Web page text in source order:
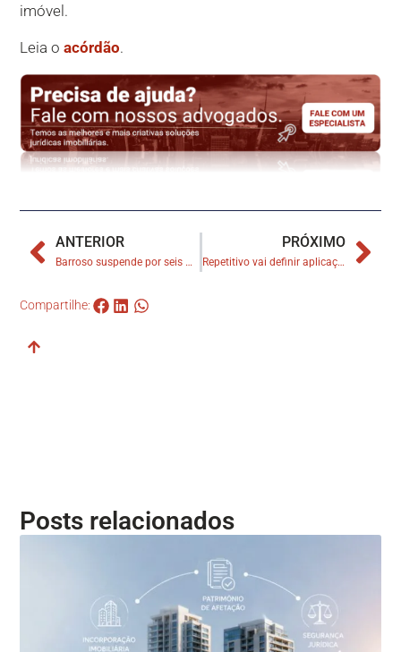
imóvel.
Leia oacórdão.
ANTERIOR
Barroso suspende por seis meses desocupações de áreas coletivas habitadas antes da pandemia
PRÓXIMO
Repetitivo vai definir aplicação do CDC a resolução de venda de imóvel com alienação fiduciária
Compartilhe:
Posts relacionados